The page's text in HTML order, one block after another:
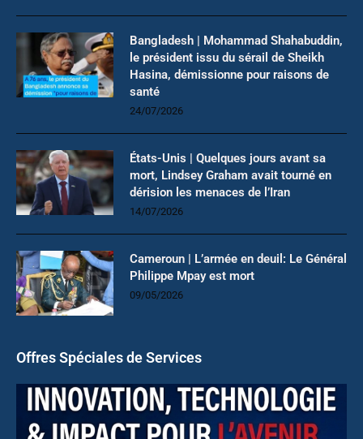
Bangladesh | Mohammad Shahabuddin,
le président issu du sérail de Sheikh
Hasina, démissionne pour raisons de
santé
24/07/2026
États-Unis | Quelques jours avant sa
mort, Lindsey Graham avait tourné en
dérision les menaces de l’Iran
14/07/2026
Cameroun | L’armée en deuil: Le Général
Philippe Mpay est mort
09/05/2026
Offres Spéciales de Services